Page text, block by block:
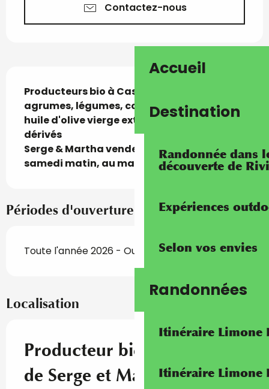
Accueil
Destination
Randonnée dans
découverte de
Expériences
Selon vos envies
Randonnées
Itinéraire Limone
Itinéraire Limone
Contactez-nous
Description
Producteurs bio à Castellar de fruits,
agrumes, légumes, compotes, confitures,
huile d'olive vierge extra, miel et produits
dérivés
Serge & Martha vendent leurs produits le
samedi matin, au marché de Menton
Périodes d'ouverture
Toute l'année 2026 - Ouvert tous les jours
Localisation
Producteur bio - "L'Ortu"
de Serge et Martha Toscan